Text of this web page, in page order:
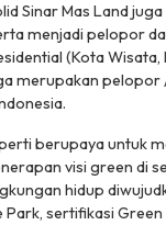
Sinar Mas Land
menjadi pelopor
(Kota Wisata,
merupakan
berupaya untuk
visi green di
hidup
sertifikasi